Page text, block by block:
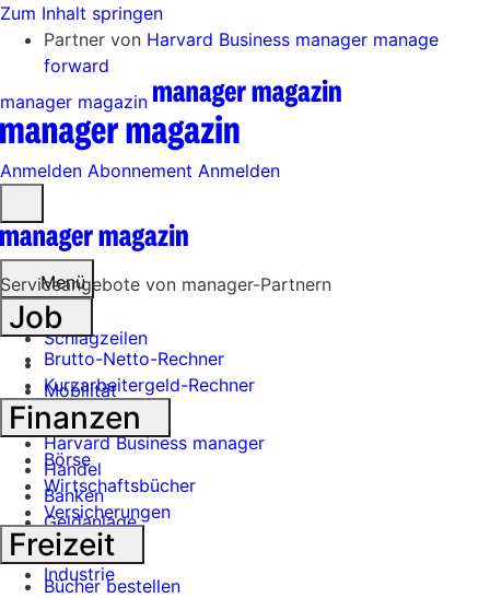
Zum Inhalt springen
Partner von Harvard Business manager manage
forward
manager magazin
Anmelden Abonnement Anmelden
öffnen
Menü
Schlagzeilen
Mobilität
Tech
Harvard Business manager
Handel
Banken
Geldanlage
Börse
Industrie
Serviceangebote von manager-Partnern
Job
Brutto-Netto-Rechner
Kurzarbeitergeld-Rechner
Finanzen
Börse
Wirtschaftsbücher
Versicherungen
Freizeit
Bücher bestellen